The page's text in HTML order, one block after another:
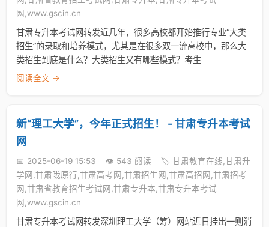
网,www.gscin.cn
甘肃专升本考试网转发近几年，很多高校都开始推行专业“大类
招生”的录取和培养模式，尤其是在很多双一流高校中，那么大
类招生到底是什么？大类招生又有哪些模式？考生
阅读全文 →
新“理工大学”，今年正式招生！ - 甘肃专升本考试
网
📅 2025-06-19 15:53 👁️ 543 阅读
🏷️ 甘肃教育在线,甘肃升
学网,甘肃陇原行,甘肃高考网,甘肃招生网,甘肃高招网,甘肃招考
网,甘肃省教育招生考试网,甘肃专升本,甘肃专升本考试
网,www.gscin.cn
甘肃专升本考试网转发深圳理工大学（筹）网站近日挂出一则消